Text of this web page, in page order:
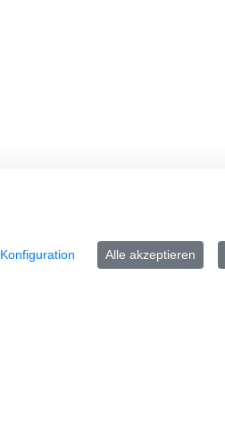
www.langenfeld.de
Impressum
Konfiguration Alle akzeptieren